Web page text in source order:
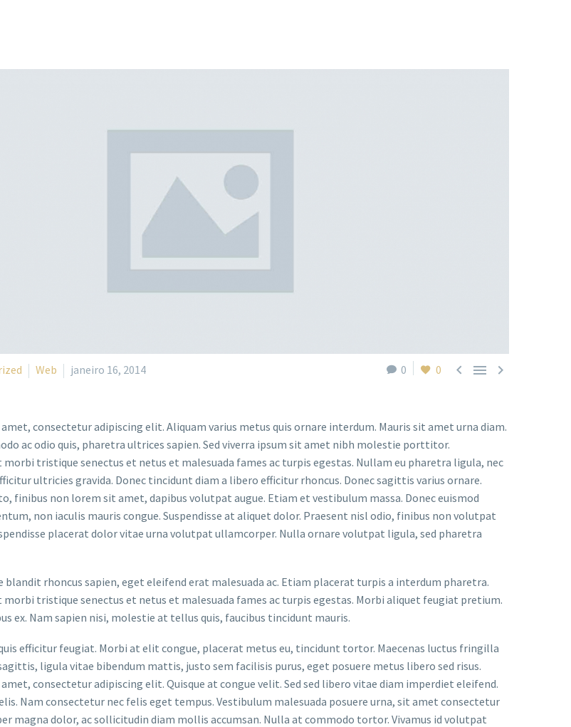
0 0   
Web janeiro 16, 2014
consectetur adipiscing elit. Aliquam varius metus quis ornare interdum. Mauris sit amet urna diam.
ac odio quis, pharetra ultrices sapien. Sed viverra ipsum sit amet nibh molestie porttitor.
tristique senectus et netus et malesuada fames ac turpis egestas. Nullam eu pharetra ligula, nec
ultricies gravida. Donec tincidunt diam a libero efficitur rhoncus. Donec sagittis varius ornare.
finibus non lorem sit amet, dapibus volutpat augue. Etiam et vestibulum massa. Donec euismod
non iaculis mauris congue. Suspendisse at aliquet dolor. Praesent nisl odio, finibus non volutpat
placerat dolor vitae urna volutpat ullamcorper. Nulla ornare volutpat ligula, sed pharetra
blandit rhoncus sapien, eget eleifend erat malesuada ac. Etiam placerat turpis a interdum pharetra.
tristique senectus et netus et malesuada fames ac turpis egestas. Morbi aliquet feugiat pretium.
ex. Nam sapien nisi, molestie at tellus quis, faucibus tincidunt mauris.
efficitur feugiat. Morbi at elit congue, placerat metus eu, tincidunt tortor. Maecenas luctus fringilla
ligula vitae bibendum mattis, justo sem facilisis purus, eget posuere metus libero sed risus.
consectetur adipiscing elit. Quisque at congue velit. Sed sed libero vitae diam imperdiet eleifend.
Nam consectetur nec felis eget tempus. Vestibulum malesuada posuere urna, sit amet consectetur
magna dolor, ac sollicitudin diam mollis accumsan. Nulla at commodo tortor. Vivamus id volutpat